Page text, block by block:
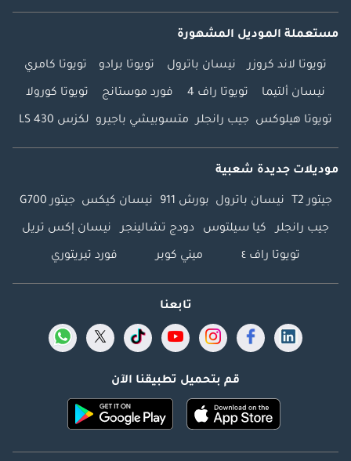
مستعملة الموديل المشهورة
تويوتا لاند كروزر نيسان باترول تويوتا برادو تويوتا كامري
نيسان ألتيما تويوتا راف 4 فورد موستانج تويوتا كورولا
تويوتا هيلوكس جيب رانجلر متسوبيشي باجيرو لكزس LS 430
موديلات جديدة شعبية
جيتور T2 نيسان باترول بورش 911 نيسان كيكس جيتور G700
جيب رانجلر كيا سيلتوس دودج تشالينجر نيسان إكس تريل
تويوتا راف ٤ ميني كوبر فورد تيريتوري
تابعنا
قم بتحميل تطبيقنا الآن